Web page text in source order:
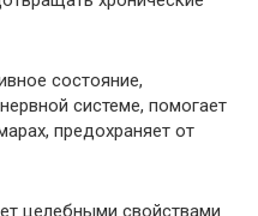
состояние,
системе, помогает
предохраняет от
целебными свойствами